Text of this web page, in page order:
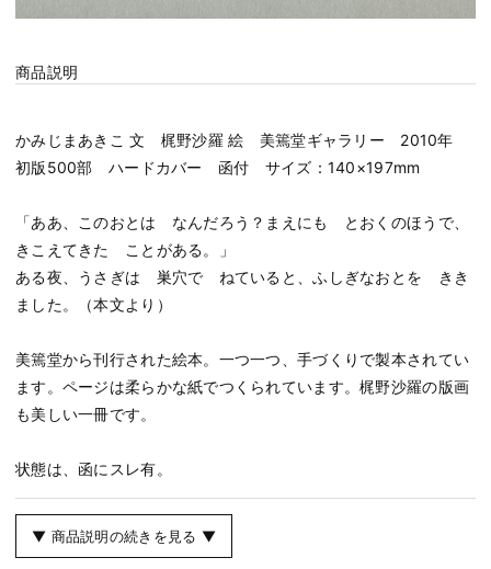
商品説明
かみじまあきこ 文 梶野沙羅 絵 美篶堂ギャラリー 2010年
初版500部 ハードカバー 函付 サイズ：140×197mm
「ああ、このおとは なんだろう？まえにも とおくのほうで、
きこえてきた ことがある。」
ある夜、うさぎは 巣穴で ねていると、ふしぎなおとを きき
ました。（本文より）
美篶堂から刊行された絵本。一つ一つ、手づくりで製本されてい
ます。ページは柔らかな紙でつくられています。梶野沙羅の版画
も美しい一冊です。
状態は、函にスレ有。
▼ 商品説明の続きを見る ▼